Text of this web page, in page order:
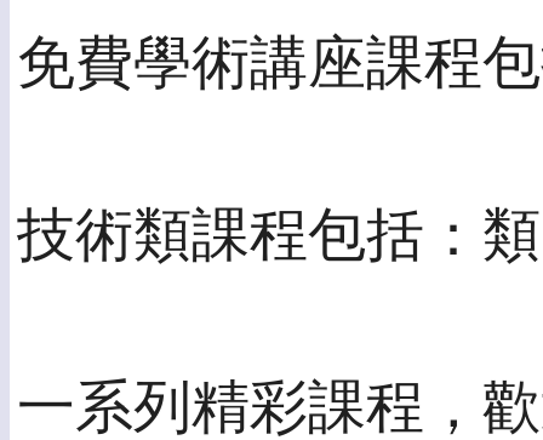
免費學術講座課程
技術類課程包括：
一系列精彩課程，